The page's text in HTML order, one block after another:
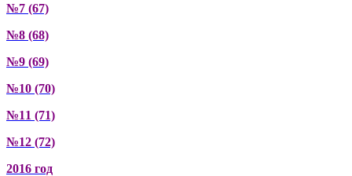
№7 (67)
№8 (68)
№9 (69)
№10 (70)
№11 (71)
№12 (72)
2016 год